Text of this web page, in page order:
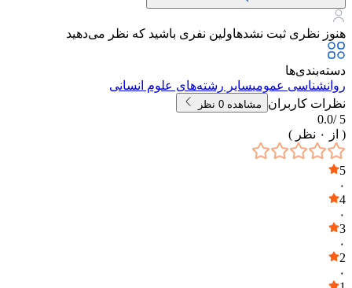
هنوز نظری ثبت نشدهاولین نفری باشید که نظر می‌دهید
دسته‌بندی‌ها
روانشناسی عمومیسایر رشته‌های علوم انسانی
نظرات کاربران
مشاهده 0 نظر
5 /
0.0
( از
۰ نظر )
5
۰
4
۰
3
۰
2
۰